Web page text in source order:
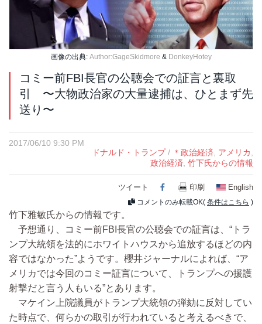
画像の出典: Author:GageSkidmore & DonkeyHotey
コミー前FBI長官の公聴会での証言と裏取
引 〜大物政治家の大量逮捕は、ひとまず先
送り〜
2017/06/10 9:30 PM
ドナルド・トランプ/ ＊政治経済, アメリカ,
政治経済, 竹下氏からの情報
ツイート Facebook
印刷 English
コメントのみ転載OK( 条件はこちら )
竹下雅敏氏からの情報です。
予想通り、コミー前FBI長官の公聴会での証言は、“トラ
ンプ大統領を法的にホワイトハウスから追放するほどの内
容ではなかった”ようです。櫻井ジャーナルによれば、“ア
メリカでは今回のコミー証言について、トランプへの援護
射撃だと言う人もいる”とあります。
マケイン上院議員がトランプ大統領の弾劾に反対してい
た時点で、何らかの取引が行われていると考えるべきで、